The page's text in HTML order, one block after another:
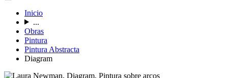
Inicio
...
Obras
Pintura
Pintura Abstracta
Diagram